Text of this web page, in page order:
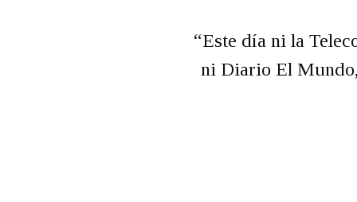
“Este día ni la
ni Diario El